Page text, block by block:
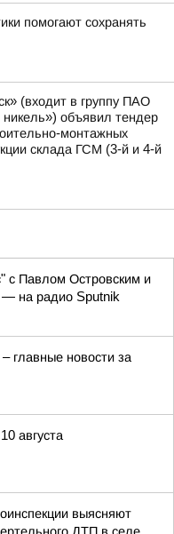
помогают сохранять
(входит в группу ПАО
объявил тендер
монтажных
склада ГСМ (3-й и 4-й
с Павлом Островским и
на радио Sputnik
главные новости за
августа
выясняют